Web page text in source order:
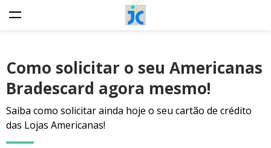
Como solicitar o seu Americanas
Bradescard agora mesmo!
Saiba como solicitar ainda hoje o seu cartão de crédito
das Lojas Americanas!